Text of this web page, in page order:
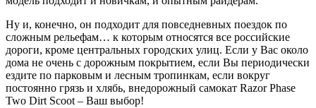
Ну и, конечно, он подходит для повседневных поездок по
сложным рельефам… к которым относятся все российские
дороги, кроме центральных городских улиц. Если у Вас около
дома не очень с дорожным покрытием, если Вы периодически
ездите по парковым и лесным тропинкам, если вокруг
постоянно грязь и хлябь, внедорожный самокат Razor Phase
Two Dirt Scoot – Ваш выбор!